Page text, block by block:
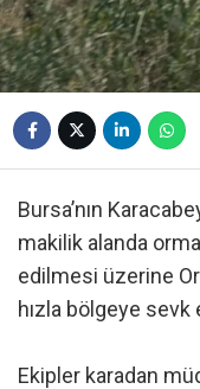
Bursa’nın
makilik alanda
edilmesi üzerine
hızla bölgeye sevk
Ekipler karadan